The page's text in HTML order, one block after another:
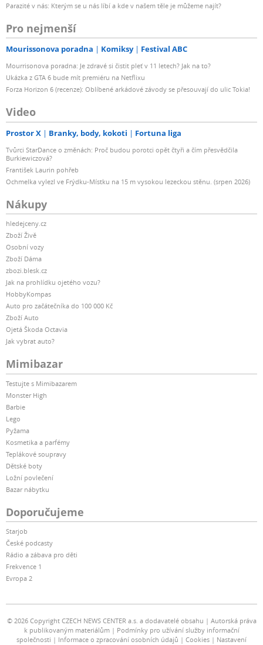
Parazité v nás: Kterým se u nás líbí a kde v našem těle je můžeme najít?
Pro nejmenší
Mourissonova poradna Komiksy Festival ABC
Mourrisonova poradna: Je zdravé si čistit pleť v 11 letech? Jak na to?
Ukázka z GTA 6 bude mít premiéru na Netflixu
Forza Horizon 6 (recenze): Oblíbené arkádové závody se přesouvají do ulic Tokia!
Video
Prostor X Branky, body, kokoti Fortuna liga
Tvůrci StarDance o změnách: Proč budou porotci opět čtyři a čím přesvědčila
Burkiewiczová?
František Laurin pohřeb
Ochmelka vylezl ve Frýdku-Místku na 15 m vysokou lezeckou stěnu. (srpen 2026)
Nákupy
hledejceny.cz
Zboží Živě
Osobní vozy
Zboží Dáma
zbozi.blesk.cz
Jak na prohlídku ojetého vozu?
HobbyKompas
Auto pro začátečníka do 100 000 Kč
Zboží Auto
Ojetá Škoda Octavia
Jak vybrat auto?
Mimibazar
Testujte s Mimibazarem
Monster High
Barbie
Lego
Pyžama
Kosmetika a parfémy
Teplákové soupravy
Dětské boty
Ložní povlečení
Bazar nábytku
Doporučujeme
Starjob
České podcasty
Rádio a zábava pro děti
Frekvence 1
Evropa 2
© 2026 Copyright CZECH NEWS CENTER a.s. a dodavatelé obsahu
Autorská práva
k publikovaným materiálům
Podmínky pro užívání služby informační
společnosti
Informace o zpracování osobních údajů Cookies
Nastavení